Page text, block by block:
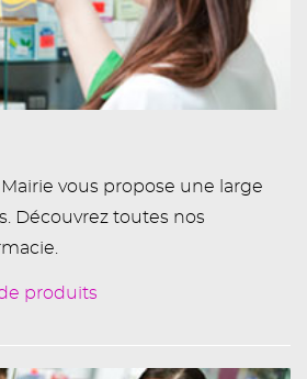
Mairie vous propose une large
Découvrez toutes nos
produits